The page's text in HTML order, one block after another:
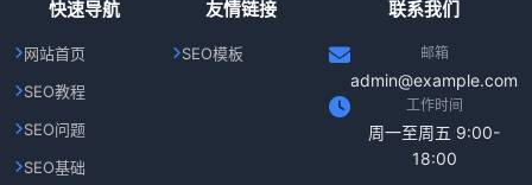
快速导航
网站首页
SEO教程
SEO问题
SEO基础
友情链接
SEO模板
联系我们
邮箱
admin@example.com
工作时间
周一至周五 9:00-
18:00